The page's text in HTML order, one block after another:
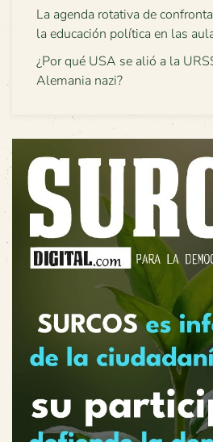
La agenda rotativa de
la educación política en las
¿Por qué USA se alió a la
Alemania nazi?